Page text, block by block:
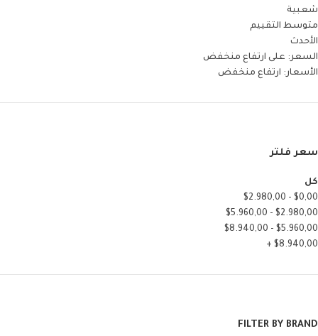
شعبية
متوسط التقييم
الأحدث
السعر: على ارتفاع منخفض
الأسعار: ارتفاع منخفض
سعر فلتر
كل
$0,00
-
$2.980,00
$2.980,00
-
$5.960,00
$5.960,00
-
$8.940,00
$8.940,00
+
FILTER BY BRAND